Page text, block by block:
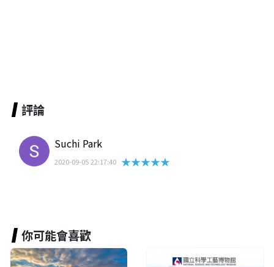
評論
Suchi Park
2020-09-05 22:17:40 ★★★★★
你可能會喜歡